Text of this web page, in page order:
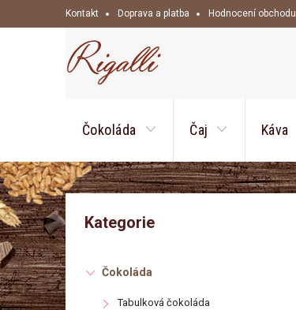
na
Kontakt Doprava a platba Hodnocení obchodu
Čokoláda Čaj Káva
P
o
s
Přeskočit
kategorie
Kategorie
Čokoláda
Tabulková čokoláda